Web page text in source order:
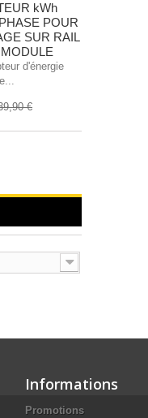
kWh
POUR
SUR RAIL
d'énergie
€
Informations
Promotions